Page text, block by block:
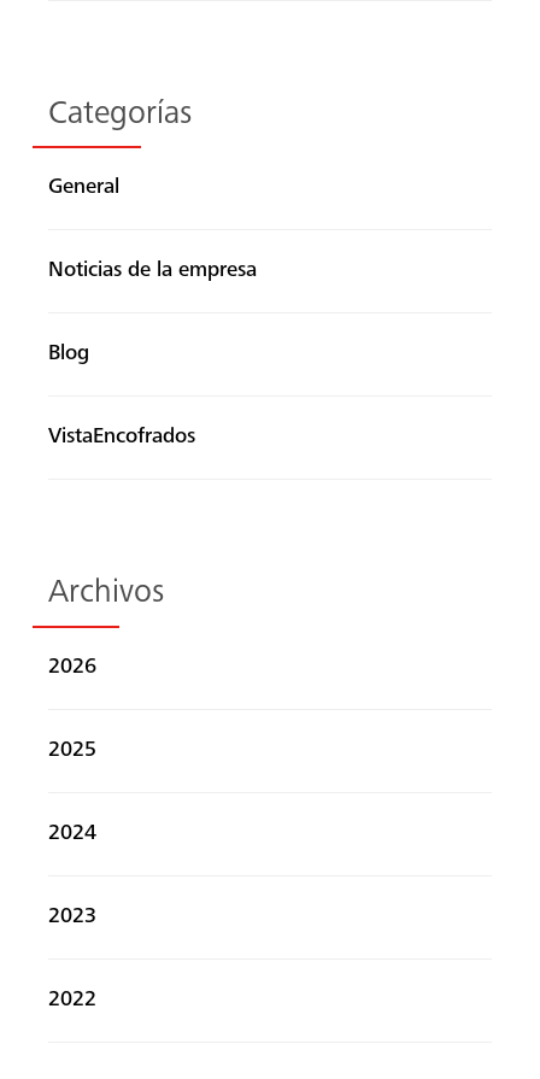
Categorías
General
Noticias de la empresa
Blog
VistaEncofrados
Archivos
2026
2025
2024
2023
2022